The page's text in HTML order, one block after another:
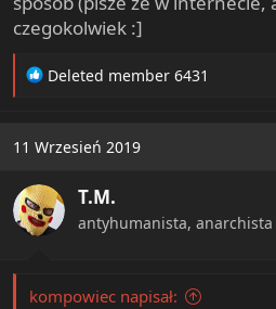
czegokolwiek :]
R
t
o
n
Deleted member 6431
11 Wrzesień 2019
T.M.
antyhumanista,
kompowiec napisał: